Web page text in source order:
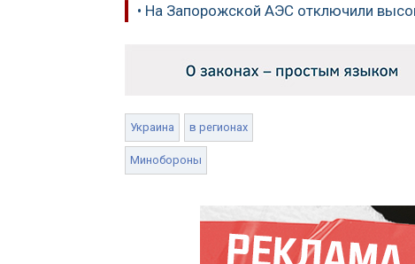
• На Запорожской АЭС отключили
Украина в регионах
Минобороны